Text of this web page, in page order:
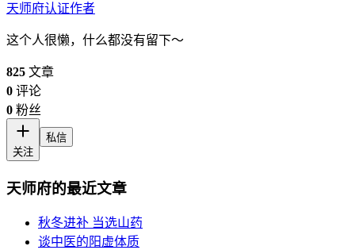
天师府认证作者
这个人很懒，什么都没有留下～
825 文章
0 评论
0 粉丝
关注
私信
天师府的最近文章
秋冬进补 当选山药
谈中医的阳虚体质